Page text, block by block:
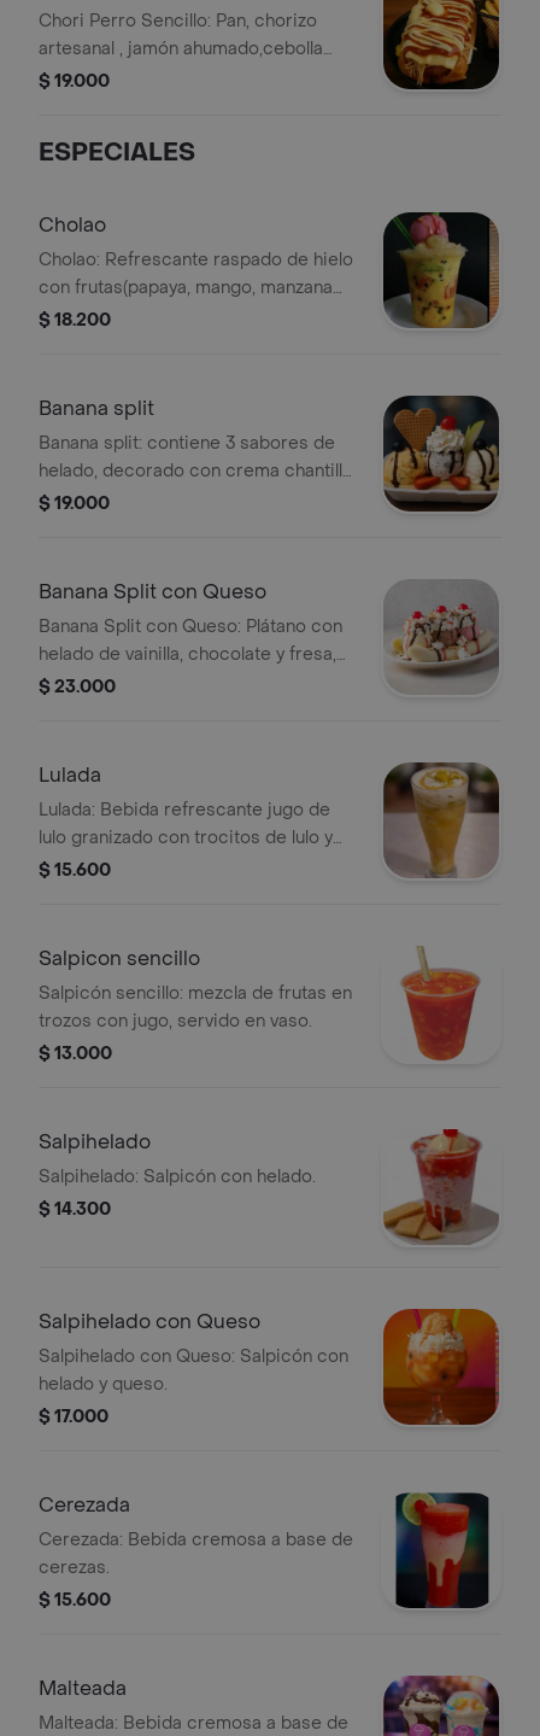
Chori Perro Sencillo: Pan, chorizo
artesanal , jamón ahumado,cebolla
caramelizada con granitos de
la casa.
$ 19.000
ESPECIALES
Cholao
Cholao: Refrescante raspado de hielo
con frutas(papaya, mango, manzana
verde, uva, banano, guanábana,
$ 18.200
Banana split
Banana split: contiene 3 sabores de
helado, decorado con crema chantilly,
fresa, manzana, galleta y cereza nota:
$ 19.000
Banana Split con Queso
Banana Split con Queso: Plátano con
helado de vainilla, chocolate y fresa,
crema batida, cerezas, salsa de
$ 23.000
Lulada
Lulada: Bebida refrescante jugo de
lulo granizado con trocitos de lulo y
leche condesada
$ 15.600
Salpicon sencillo
Salpicón sencillo: mezcla de frutas en
trozos con jugo, servido en vaso.
$ 13.000
Salpihelado
Salpihelado: Salpicón con helado.
$ 14.300
Salpihelado con Queso
Salpihelado con Queso: Salpicón con
helado y queso.
$ 17.000
Cerezada
Cerezada: Bebida cremosa a base de
cerezas.
$ 15.600
Malteada
Malteada: Bebida cremosa a base de